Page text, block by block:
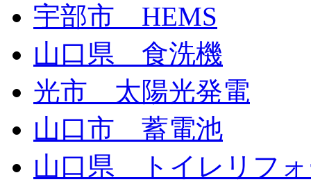
宇部市 HEMS
山口県 食洗機
光市 太陽光発電
山口市 蓄電池
山口県 トイレリフ